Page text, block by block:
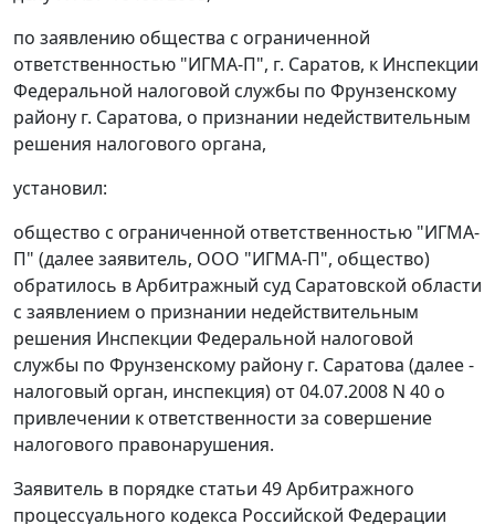
по заявлению общества с ограниченной
ответственностью "ИГМА-П", г. Саратов, к Инспекции
Федеральной налоговой службы по Фрунзенскому
району г. Саратова, о признании недействительным
решения налогового органа,
установил:
общество с ограниченной ответственностью "ИГМА-
П" (далее заявитель, ООО "ИГМА-П", общество)
обратилось в Арбитражный суд Саратовской области
с заявлением о признании недействительным
решения Инспекции Федеральной налоговой
службы по Фрунзенскому району г. Саратова (далее -
налоговый орган, инспекция) от 04.07.2008 N 40 о
привлечении к ответственности за совершение
налогового правонарушения.
Заявитель в порядке статьи 49Арбитражного
процессуального кодекса Российской Федерации